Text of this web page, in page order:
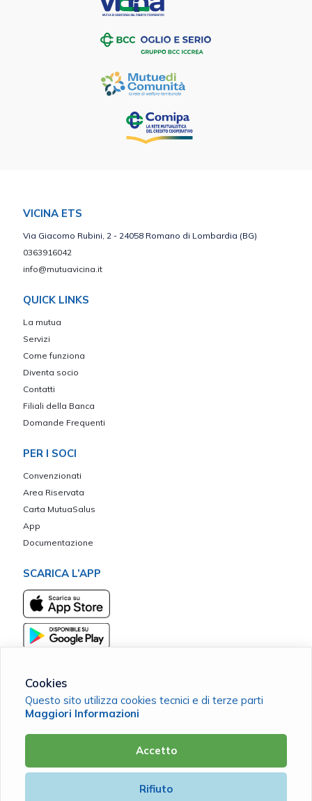
VICINA ETS
Via Giacomo Rubini, 2 - 24058 Romano di Lombardia (BG)
0363916042
info@mutuavicina.it
QUICK LINKS
La mutua
Servizi
Come funziona
Diventa socio
Contatti
Filiali della Banca
Domande Frequenti
PER I SOCI
Convenzionati
Area Riservata
Carta MutuaSalus
App
Documentazione
SCARICA L’APP
Vicina ETS - Ente iscritto nel Registro Unico Nazionale del Terzo
C.F. 93055970169 |Cookie Policy|Privacy Policy
Powered by
Cookies
Questo sito utilizza cookies tecnici e di terze parti
Maggiori Informazioni
Accetto
Rifiuto